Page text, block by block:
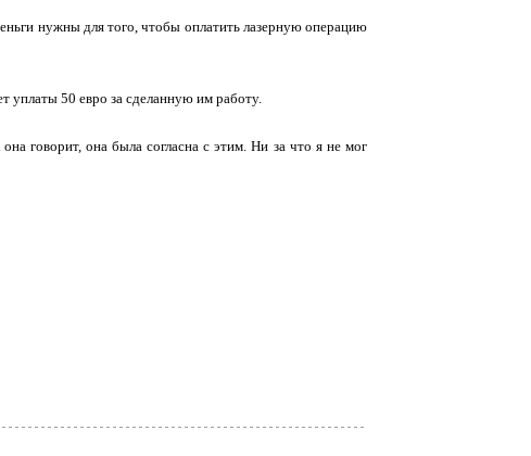
нужны для того, чтобы оплатить лазерную операцию
уплаты 50 евро за сделанную им работу.
говорит, она была согласна с этим. Ни за что я не мог